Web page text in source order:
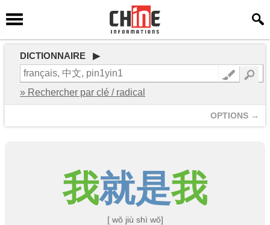
DICTIONNAIRE ▶
» Rechercher par clé / radical
OPTIONS →
我就是我
[ wǒ jiù shì wǒ]